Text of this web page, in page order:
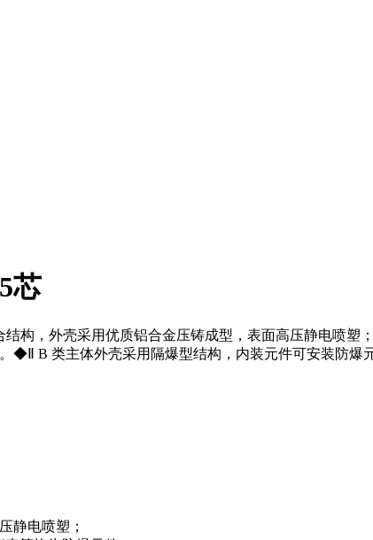
芯
构，外壳采用优质铝合金压铸成型，表面高压静电喷
◆Ⅱ B 类主体外壳采用隔爆型结构，内装元件可安装防
静电喷塑；